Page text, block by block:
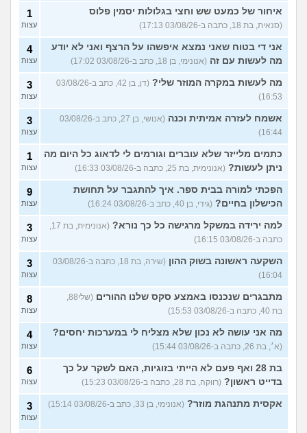
איחור של כמעט שש וחצי בגלולות יסמין פלוס
(סנאית, בת 18, כתבה ב-03/08/26 17:13)
1
עצות
אני די בטוח שאני נמצא איפשהו על הרצף ואני לא יודע
מה לעשות עם זה (אנונימי, בן 18, כתב ב-03/08/26 17:02)
4
עצות
מה לעשות במקרה המוזר שלי?
(דן, בן 42, כתב ב-03/08/26
16:53)
3
עצות
אשמח לעזרה אמיתית וכנה
(אנושי, בן 27, כתב ב-03/08/26
16:44)
3
עצות
כתמים מלייזר שלא עוברים וגורמים לי לדאוג כל היום מה
ניתן לעשות? (אנונימית, בת 25, כתבה ב-03/08/26 16:33)
1
עצות
הפכתי למורה בבית ספר. איך להתגבר על תחושת
הכישלון בחיים? (גידי, בן 40, כתב ב-03/08/26 16:24)
9
עצות
למה ירידה במשקל מרגישה כל כך נורא?
(אנונימית, בת 17,
כתבה ב-03/08/26 16:15)
3
עצות
השקעה ראשונה בשוק ההון
(שירה, בת 18, כתבה ב-03/08/26
16:04)
3
עצות
מתבגרים שנכנסו באמצע סקס שלנו ההורים
(שלי88,
בת 40, כתבה ב-03/08/26 15:53)
8
עצות
מה אני עושה לא נכון שלא מצליח לי במערכות יחסים?
(א׳, בת 26, כתבה ב-03/08/26 15:44)
4
עצות
בת 28 ואף פעם לא הייתי בזוגיות, האם לשקר על כך
בדייט ראשון? (רווקה, בת 28, כתבה ב-03/08/26 15:23)
6
עצות
אקסית מתנהגת מוזר? (אנונימי, בן 33, כתב ב-03/08/26 15:14) 3
עצות